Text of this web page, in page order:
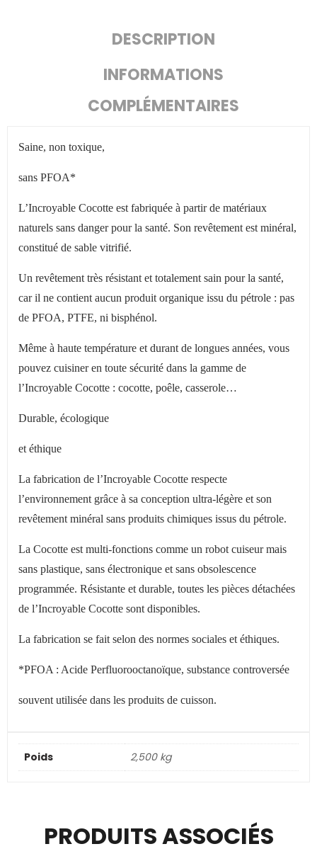
DESCRIPTION
INFORMATIONS
COMPLÉMENTAIRES
Saine, non toxique,
sans PFOA*
L’Incroyable Cocotte est fabriquée à partir de matériaux
naturels sans danger pour la santé. Son revêtement est minéral,
constitué de sable vitrifié.
Un revêtement très résistant et totalement sain pour la santé,
car il ne contient aucun produit organique issu du pétrole : pas
de PFOA, PTFE, ni bisphénol.
Même à haute température et durant de longues années, vous
pouvez cuisiner en toute sécurité dans la gamme de
l’Incroyable Cocotte : cocotte, poêle, casserole…
Durable, écologique
et éthique
La fabrication de l’Incroyable Cocotte respecte
l’environnement grâce à sa conception ultra-légère et son
revêtement minéral sans produits chimiques issus du pétrole.
La Cocotte est multi-fonctions comme un robot cuiseur mais
sans plastique, sans électronique et sans obsolescence
programmée. Résistante et durable, toutes les pièces détachées
de l’Incroyable Cocotte sont disponibles.
La fabrication se fait selon des normes sociales et éthiques.
*PFOA : Acide Perfluorooctanoïque, substance controversée
souvent utilisée dans les produits de cuisson.
Poids 2,500 kg
PRODUITS ASSOCIÉS